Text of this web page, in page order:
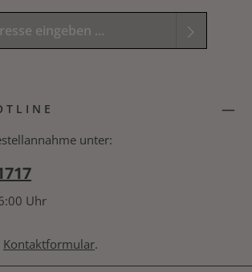
und die
Ergebnis der Gleichung in das
ein. *
unter:
Uhr
Kontaktformular.